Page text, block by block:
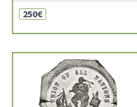
250€